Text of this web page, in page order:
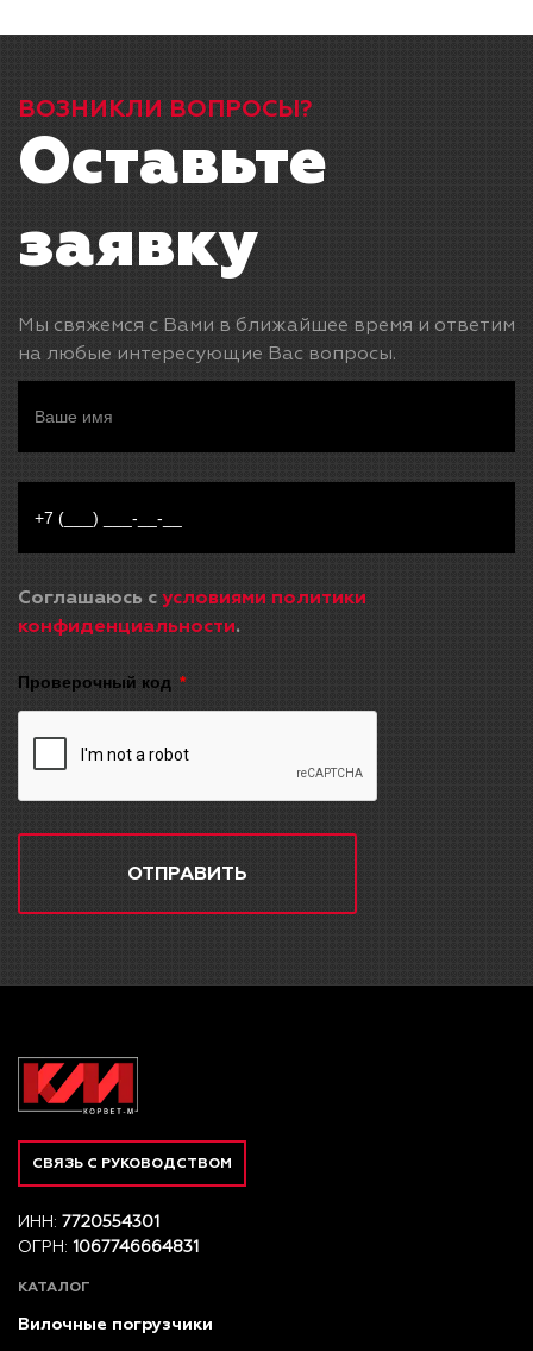
ВОЗНИКЛИ ВОПРОСЫ?
Оставьте
заявку
Мы свяжемся с Вами в ближайшее время и ответим
на любые интересующие Вас вопросы.
Соглашаюсь с условиями политики
конфиденциальности.
Проверочный код
ОТПРАВИТЬ
СВЯЗЬ С РУКОВОДСТВОМ
ИНН: 7720554301
ОГРН: 1067746664831
КАТАЛОГ
Вилочные погрузчики